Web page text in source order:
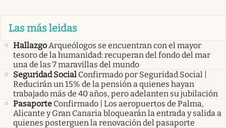
Las más leidas
HallazgoArqueólogos se encuentran con el mayor
tesoro de la humanidad: recuperan del fondo del mar
una de las 7 maravillas del mundo
Seguridad Social Confirmado por Seguridad Social |
Reducirán un 15% de la pensión a quienes hayan
trabajado más de 40 años, pero adelanten su jubilación
Pasaporte Confirmado | Los aeropuertos de Palma,
Alicante y Gran Canaria bloquearán la entrada y salida a
quienes posterguen la renovación del pasaporte